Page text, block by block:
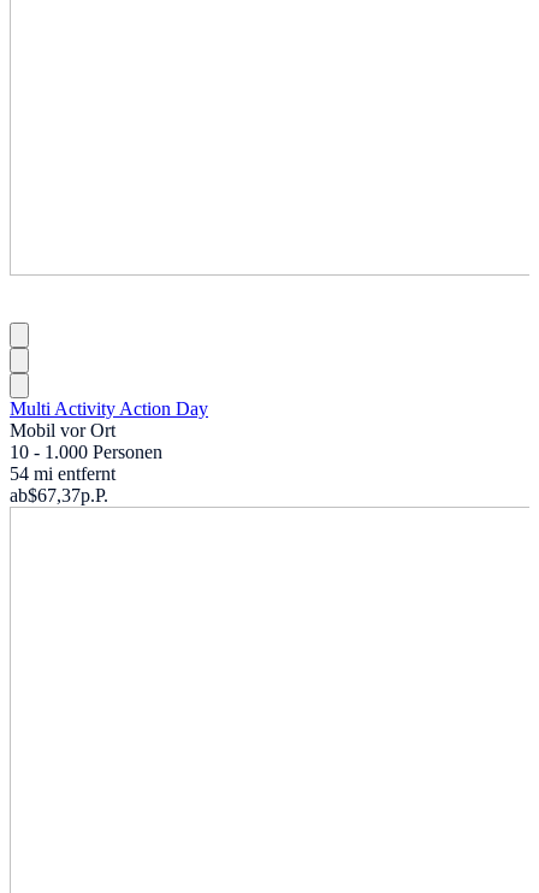
Multi Activity Action Day
Mobil vor Ort
10 - 1.000 Personen
54 mi entfernt
ab$67,37p.P.